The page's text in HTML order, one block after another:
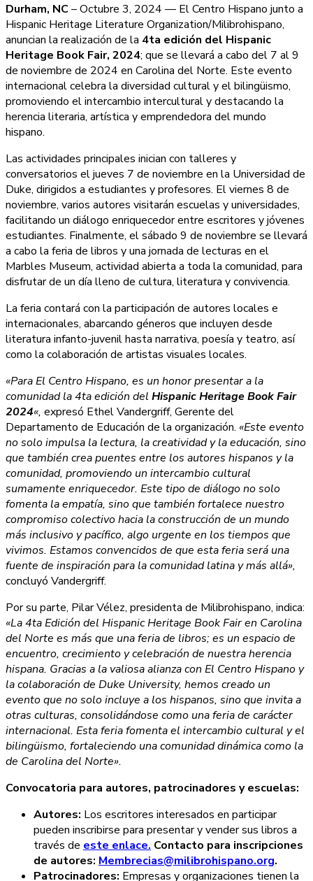
Durham, NC– Octubre 3, 2024 — El Centro Hispano junto a
Hispanic Heritage Literature Organization/Milibrohispano,
anuncian la realización de la 4ta edición del Hispanic
Heritage Book Fair, 2024; que se llevará a cabo del 7 al 9
de noviembre de 2024 en Carolina del Norte. Este evento
internacional celebra la diversidad cultural y el bilingüismo,
promoviendo el intercambio intercultural y destacando la
herencia literaria, artística y emprendedora del mundo
hispano.
Las actividades principales inician con talleres y
conversatorios el jueves 7 de noviembre en la Universidad de
Duke, dirigidos a estudiantes y profesores. El viernes 8 de
noviembre, varios autores visitarán escuelas y universidades,
facilitando un diálogo enriquecedor entre escritores y jóvenes
estudiantes. Finalmente, el sábado 9 de noviembre se llevará
a cabo la feria de libros y una jornada de lecturas en el
Marbles Museum, actividad abierta a toda la comunidad, para
disfrutar de un día lleno de cultura, literatura y convivencia.
La feria contará con la participación de autores locales e
internacionales, abarcando géneros que incluyen desde
literatura infanto-juvenil hasta narrativa, poesía y teatro, así
como la colaboración de artistas visuales locales.
«Para El Centro Hispano, es un honor presentar a la
comunidad la 4ta edición del Hispanic Heritage Book Fair
2024«, expresó Ethel Vandergriff, Gerente del
Departamento de Educación de la organización. «Este evento
no solo impulsa la lectura, la creatividad y la educación, sino
que también crea puentes entre los autores hispanos y la
comunidad, promoviendo un intercambio cultural
sumamente enriquecedor. Este tipo de diálogo no solo
fomenta la empatía, sino que también fortalece nuestro
compromiso colectivo hacia la construcción de un mundo
más inclusivo y pacífico, algo urgente en los tiempos que
vivimos. Estamos convencidos de que esta feria será una
fuente de inspiración para la comunidad latina y más allá»,
concluyó Vandergriff.
Por su parte, Pilar Vélez, presidenta de Milibrohispano, indica:
«La 4ta Edición del Hispanic Heritage Book Fair en Carolina
del Norte es más que una feria de libros; es un espacio de
encuentro, crecimiento y celebración de nuestra herencia
hispana. Gracias a la valiosa alianza con El Centro Hispano y
la colaboración de Duke University, hemos creado un
evento que no solo incluye a los hispanos, sino que invita a
otras culturas, consolidándose como una feria de carácter
internacional. Esta feria fomenta el intercambio cultural y el
bilingüismo, fortaleciendo una comunidad dinámica como la
de Carolina del Norte».
Convocatoria para autores, patrocinadores y escuelas:
Autores: Los escritores interesados en participar
pueden inscribirse para presentar y vender sus libros a
través de este enlace. Contacto para inscripciones
de autores: Membrecias@milibrohispano.org.
Patrocinadores: Empresas y organizaciones tienen la